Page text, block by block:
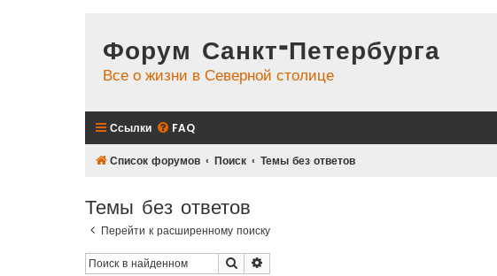
Форум Санкт-Петербурга
Все о жизни в Северной столице
Ссылки FAQ
Список форумов Поиск Темы без ответов
Темы без ответов
Перейти к расширенному поиску
Поиск